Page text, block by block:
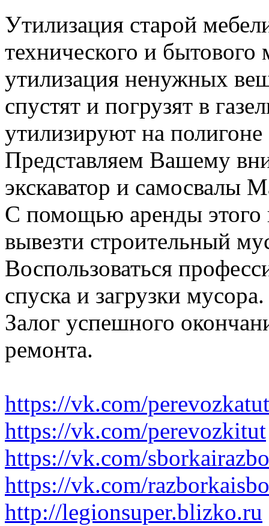
Утилизация старой
технического и
утилизация ненужных
спустят и погрузят в
утилизируют на полигоне
Представляем Вашему
экскаватор и самосвалы
С помощью аренды этого
вывезти строительный
Воспользоваться
спуска и загрузки мусора.
Залог успешного
ремонта.
https://vk.com/perevozkatut
https://vk.com/perevozkitut
https://vk.com/
https://vk.com/
http://legionsuper.blizko.ru